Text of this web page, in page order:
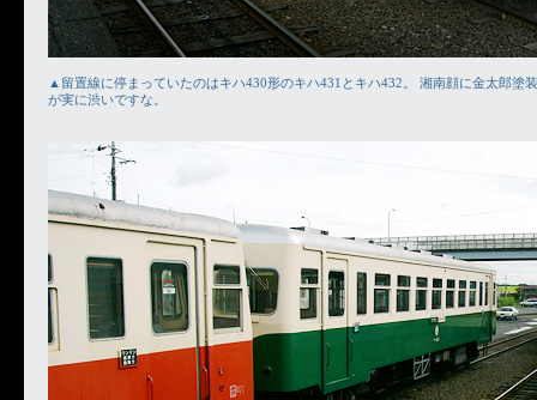
▲留置線に停まっていたのはキハ430形のキハ431とキハ432。 湘南顔に金太郎塗
が実に渋いですな。